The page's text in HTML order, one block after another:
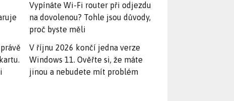
Vypínáte Wi-Fi router při odjezdu
na dovolenou? Tohle jsou důvody,
proč byste měli
V říjnu 2026 končí jedna verze
Windows 11. Ověřte si, že máte
jinou a nebudete mít problém